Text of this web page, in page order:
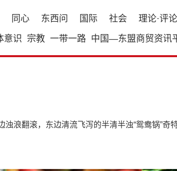
同心 东西问 国际 社会 理论·评论
意识 宗教 一带一路 中国—东盟商贸资讯
浪翻滚，东边清流飞泻的半清半浊“鸳鸯锅”奇